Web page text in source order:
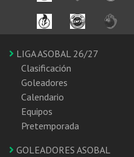
LIGA ASOBAL 26/27
Clasificación
Goleadores
Calendario
Equipos
Pretemporada
GOLEADORES ASOBAL